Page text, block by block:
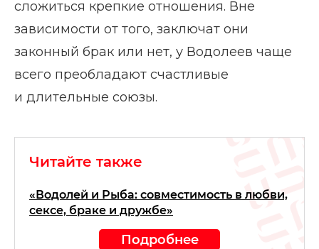
сложиться крепкие отношения. Вне
зависимости от того, заключат они
законный брак или нет, у Водолеев чаще
всего преобладают счастливые
и длительные союзы.
Читайте также
«Водолей и Рыба: совместимость в любви,
сексе, браке и дружбе»
Подробнее